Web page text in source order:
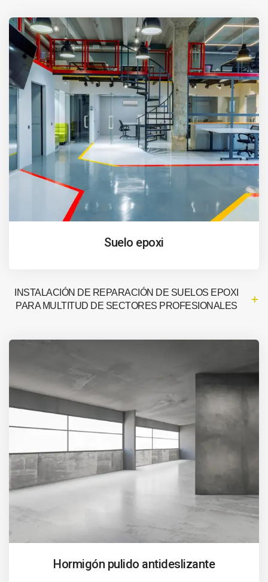
Suelo epoxi
INSTALACIÓN DE REPARACIÓN DE SUELOS EPOXI
PARA MULTITUD DE SECTORES PROFESIONALES
Hormigón pulido antideslizante